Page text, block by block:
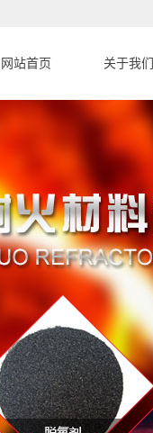
网站首页 关于我们